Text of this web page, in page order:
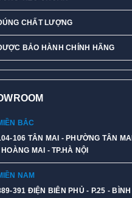
CHẤT LƯỢNG
BẢO HÀNH CHÍNH HÃNG
BẮC
106 TÂN MAI - PHƯỜNG TÂN MAI
HOÀNG MAI - TP.HÀ NỘI
NAM
391 ĐIỆN BIÊN PHỦ - P.25 - BÌNH